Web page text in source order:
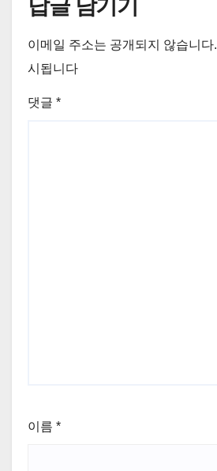
이메일 주소는 공개되지 않습니다.
시됩니다
댓글 *
이름 *